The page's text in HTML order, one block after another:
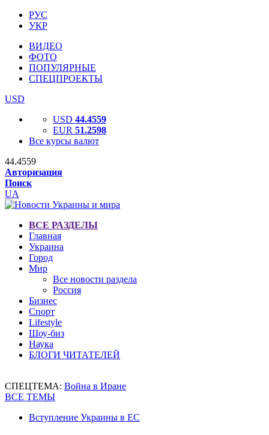
РУС
УКР
ВИДЕО
ФОТО
ПОПУЛЯРНЫЕ
СПЕЦПРОЕКТЫ
USD
USD 44.4559
EUR 51.2598
Все курсы валют
44.4559
Авторизация
Поиск
UA
ВСЕ РАЗДЕЛЫ
Главная
Украина
Город
Мир
Все новости раздела
Россия
Бизнес
Спорт
Lifestyle
Шоу-биз
Наука
БЛОГИ ЧИТАТЕЛЕЙ
СПЕЦТЕМА: Война в Иране
ВСЕ ТЕМЫ
Вступление Украины в ЕС